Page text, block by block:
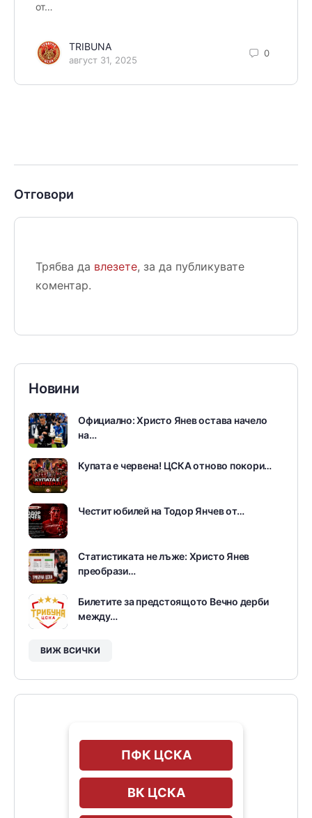
от…
TRIBUNA
август 31, 2025
0
Отговори
Трябва да влезете, за да публикувате
коментар.
Новини
Официално: Христо Янев остава начело
на…
Купата е червена! ЦСКА отново покори…
Честит юбилей на Тодор Янчев от…
Статистиката не лъже: Христо Янев
преобрази…
Билетите за предстоящото Вечно дерби
между…
ВИЖ ВСИЧКИ
ПФК ЦСКА
ВК ЦСКА